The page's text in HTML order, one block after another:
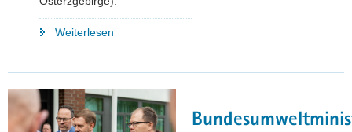
Weiterlesen
Unternehmen
der